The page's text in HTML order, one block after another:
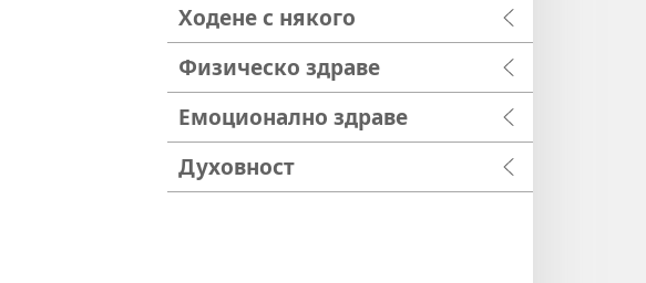
Ходене с някого
Физическо здраве
Емоционално здраве
Духовност